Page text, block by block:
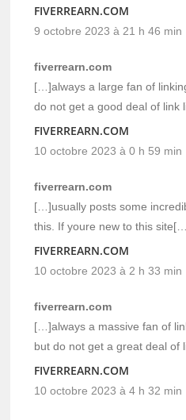
FIVERREARN.COM
9 octobre 2023 à 21 h 46 min
fiverrearn.com
[…]always a large fan of
do not get a good deal of link
FIVERREARN.COM
10 octobre 2023 à 0 h 59 min
fiverrearn.com
[…]usually posts some
this. If youre new to this
FIVERREARN.COM
10 octobre 2023 à 2 h 33 min
fiverrearn.com
[…]always a massive fan of
but do not get a great deal
FIVERREARN.COM
10 octobre 2023 à 4 h 32 min